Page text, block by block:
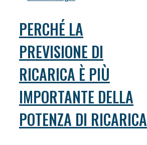
PERCHÉ LA
PREVISIONE DI
RICARICA È PIÙ
IMPORTANTE DELLA
POTENZA DI RICARICA